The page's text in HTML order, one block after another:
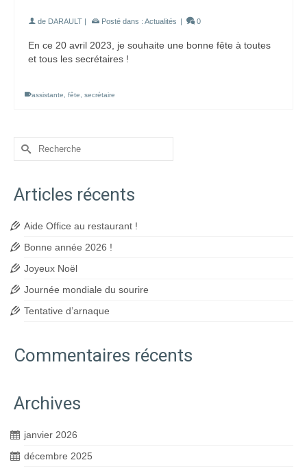
de DARAULT | Posté dans : Actualités | 0
En ce 20 avril 2023, je souhaite une bonne fête à toutes
et tous les secrétaires !
assistante fête secrétaire
Rechercher :
Articles récents
Aide Office au restaurant !
Bonne année 2026 !
Joyeux Noël
Journée mondiale du sourire
Tentative d’arnaque
Commentaires récents
Archives
janvier 2026
décembre 2025